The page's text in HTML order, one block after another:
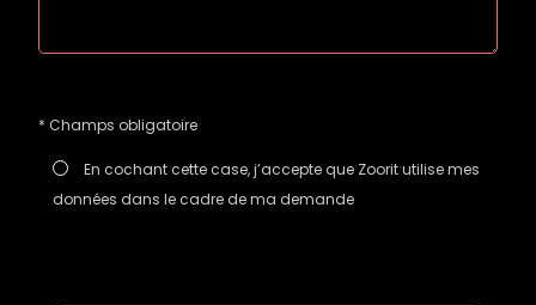
laisser
ce
champ
* Champs obligatoire
En cochant cette case, j’accepte que Zoorit utilise mes
données dans le cadre de ma demande